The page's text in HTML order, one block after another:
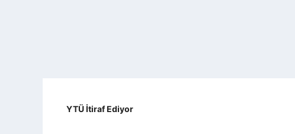
YTÜ İtiraf Ediyor